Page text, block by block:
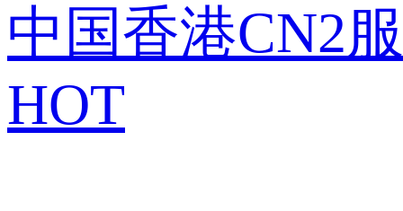
中国香港CN2
HOT